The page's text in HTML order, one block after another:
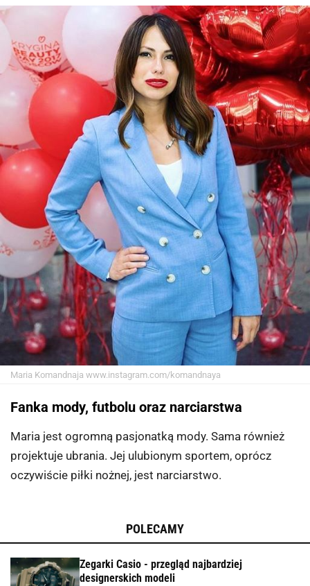
Maria Komandnaja www.instagram.com/komandnaya
Fanka mody, futbolu oraz narciarstwa
Maria jest ogromną pasjonatką mody. Sama również
projektuje ubrania. Jej ulubionym sportem, oprócz
oczywiście piłki nożnej, jest narciarstwo.
POLECAMY
Zegarki Casio - przegląd najbardziej
designerskich modeli